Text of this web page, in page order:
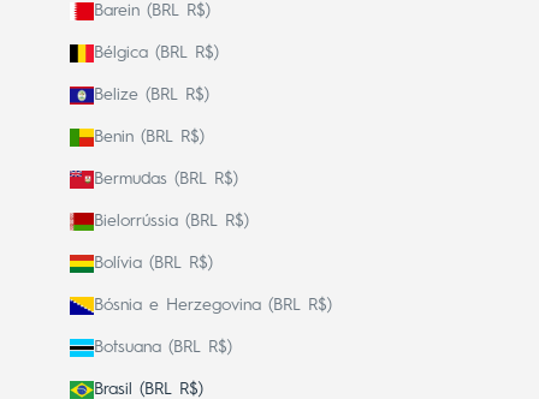
Barein (BRL R$)
Bélgica (BRL R$)
Belize (BRL R$)
Benin (BRL R$)
Bermudas (BRL R$)
Bielorrússia (BRL R$)
Bolívia (BRL R$)
Bósnia e Herzegovina (BRL R$)
Botsuana (BRL R$)
Brasil (BRL R$)